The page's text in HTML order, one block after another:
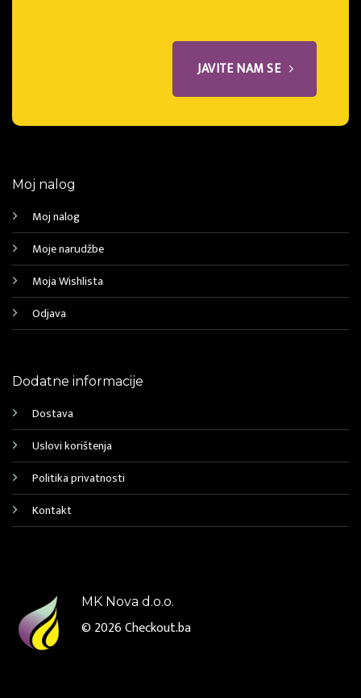
JAVITE NAM SE
Moj nalog
Moj nalog
Moje narudžbe
Moja Wishlista
Odjava
Dodatne informacije
Dostava
Uslovi korištenja
Politika privatnosti
Kontakt
MK Nova d.o.o.
© 2026Checkout.ba